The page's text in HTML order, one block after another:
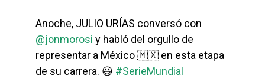
Anoche, JULIO URÍAS conversó con
@jonmorosi y habló del orgullo de
representar a México 🇲🇽 en esta etapa
de su carrera. 😃 #SerieMundial